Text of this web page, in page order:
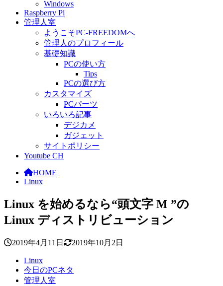
Windows
Raspberry Pi
管理人室
ようこそPC-FREEDOMへ
管理人のプロフィール
基礎知識
PCの使い方
Tips
PCの選び方
カスタマイズ
PCパーツ
いろいろ記事
デジカメ
ガジェット
サイトポリシー
Youtube CH
HOME
Linux
Linux を始めるなら“頭文字 M ”の
Linux ディストリビューション
2019年4月11日 2019年10月2日
Linux
今日のPCネタ
管理人室